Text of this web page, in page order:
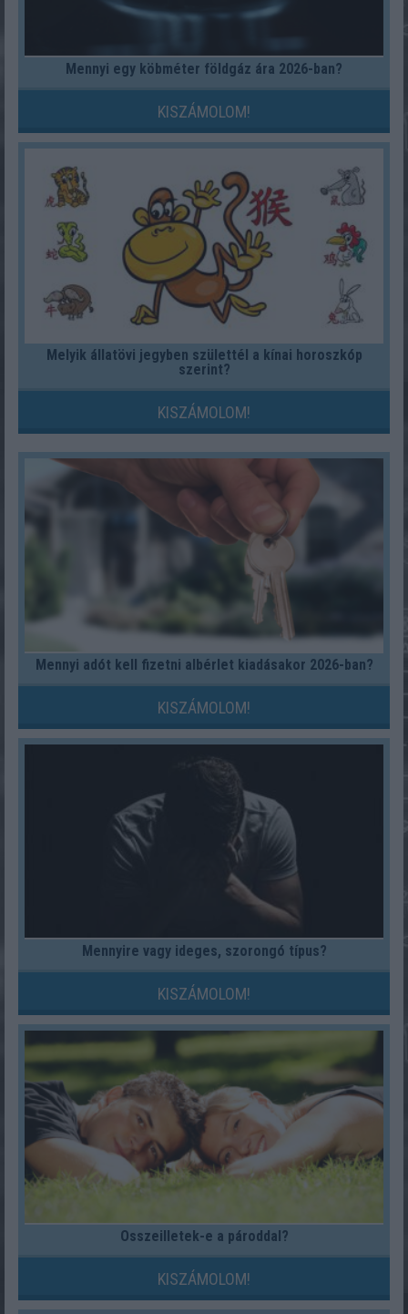
Mennyi egy köbméter földgáz ára 2026-ban?
KISZÁMOLOM!
Melyik állatövi jegyben születtél a kínai horoszkóp
szerint?
KISZÁMOLOM!
Mennyi adót kell fizetni albérlet kiadásakor 2026-ban?
KISZÁMOLOM!
Mennyire vagy ideges, szorongó típus?
KISZÁMOLOM!
Összeilletek-e a pároddal?
KISZÁMOLOM!